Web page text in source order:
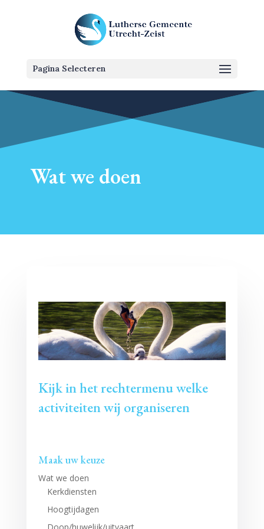
Pagina Selecteren
Wat we doen
Kijk in het rechtermenu welke
activiteiten wij organiseren
Maak uw keuze
Wat we doen
Kerkdiensten
Hoogtijdagen